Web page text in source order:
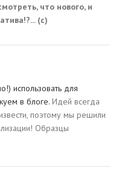
что нового, и
(с)
использовать для
в блоге. Идей всегда
поэтому мы решили
Образцы